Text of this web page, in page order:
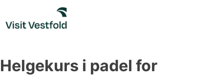
content
Helgekurs i padel for